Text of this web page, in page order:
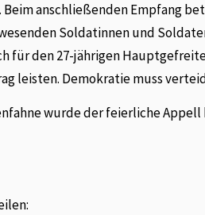
Beim anschließenden Empfang
Soldatinnen und
für den 27-jährigen
leisten. Demokratie muss
wurde der feierliche